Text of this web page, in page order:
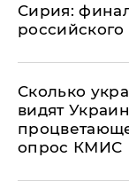
​Сирия:
российского
Сколько
видят
опрос КМИС